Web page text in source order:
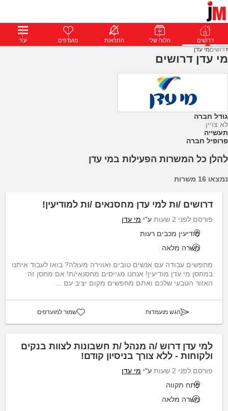
דרושים פרופילים הודעות פרימיום דרושים הלוח שלי התראות מועדפים עוד
דרושיםמי עדן
מי עדן דרושים
גודל חברה
לא צויין
תעשייה
פרופיל חברה
להלן כל המשרות הפעילות במי עדן
נמצאו 16 משרות
דרושים /ות למי עדן מחסנאים /ות למודיעין!
פורסם לפני 2 שעות ע"י מי עדן
מודיעין מכבים רעות
משרה מלאה
מחפשים עבודה עם אנשים טובים ואווירה מעולה? בואו לעבוד איתנו
במחסן מי עדן מודיעין! אנחנו מגייסים מחסנאי/ת! אם מחסן זה
האזור הטבעי שלכם ואתם מחפשים מקום יציב עם ...
הגש מועמדות שמור למועדפים
למי עדן דרוש /ה מנהל /ת חשבונות לצוות בנקים
ולקוחות - ללא צורך בניסיון קודם!
פורסם לפני 2 שעות ע"י מי עדן
פתח תקווה
משרה מלאה